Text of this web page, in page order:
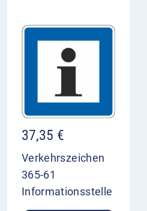
37,35 €
Verkehrszeichen
365-61
Informationsstelle